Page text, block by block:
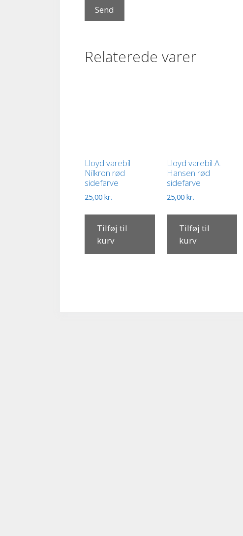
Relaterede varer
Lloyd varebil
Nilkron rød
sidefarve
25,00 kr.
Tilføj til
kurv
Lloyd varebil A.
Hansen rød
sidefarve
25,00kr.
Tilføj til
kurv